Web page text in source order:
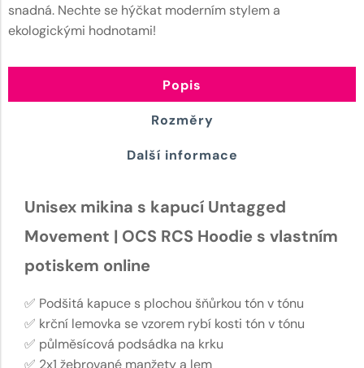
snadná. Nechte se hýčkat moderním stylem a
ekologickými hodnotami!
Popis
Rozměry
Další informace
Unisex mikina s kapucí Untagged
Movement | OCS RCS Hoodie s vlastním
potiskem online
✅ Podšitá kapuce s plochou šňůrkou tón v tónu
✅ krční lemovka se vzorem rybí kosti tón v tónu
✅ půlměsícová podsádka na krku
✅ 2x1 žebrované manžety a lem